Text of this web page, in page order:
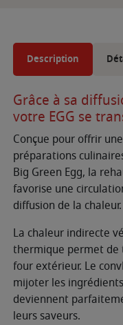
Description
Grâce à sa
votre EGG se
Conçue pour offrir
préparations
Big Green Egg, la
favorise une
diffusion de la chaleur.
La chaleur indirecte
thermique permet de
four extérieur. Le
mijoter les
deviennent
leurs saveurs.